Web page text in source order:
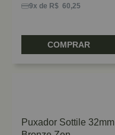
9x de R$ 60,25
COMPRAR
Puxador Sottile 32mm